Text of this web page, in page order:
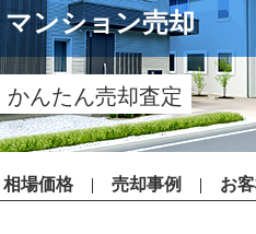
マンション売却
かんたん売却査定
相場価格 売却事例 お